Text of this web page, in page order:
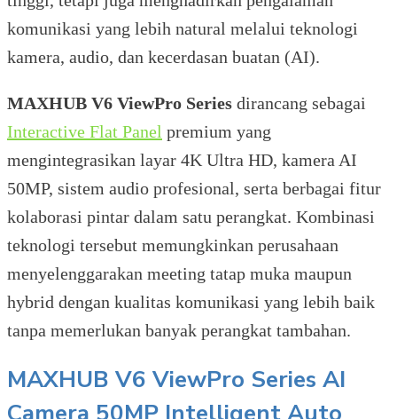
komunikasi yang lebih natural melalui teknologi
kamera, audio, dan kecerdasan buatan (AI).
MAXHUB V6 ViewPro Series dirancang sebagai
Interactive Flat Panel premium yang
mengintegrasikan layar 4K Ultra HD, kamera AI
50MP, sistem audio profesional, serta berbagai fitur
kolaborasi pintar dalam satu perangkat. Kombinasi
teknologi tersebut memungkinkan perusahaan
menyelenggarakan meeting tatap muka maupun
hybrid dengan kualitas komunikasi yang lebih baik
tanpa memerlukan banyak perangkat tambahan.
MAXHUB V6 ViewPro Series AI